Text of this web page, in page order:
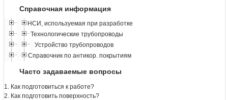
Справочная информация
НСИ, используемая при разработке
Технологические трубопроводы
Устройство трубопроводов
Справочник по антикор. покрытиям
Часто задаваемые вопросы
1. Как подготовиться к работе?
2. Как подготовить поверхность?